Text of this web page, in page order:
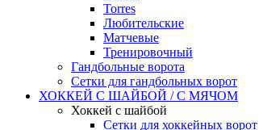
Torres
Любительские
Матчевые
Тренировочный
Гандбольные ворота
Сетки для гандбольных ворот
ХОККЕЙ С ШАЙБОЙ / С МЯЧОМ
Хоккей с шайбой
Сетки для хоккейных ворот